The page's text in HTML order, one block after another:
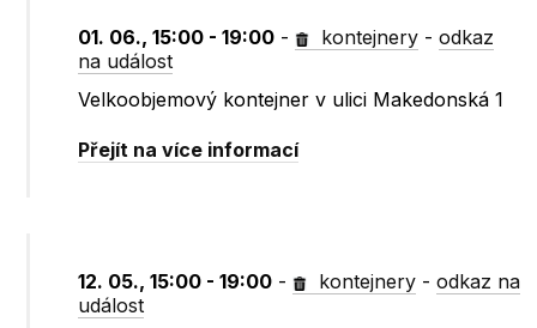
01. 06., 15:00 - 19:00 - kontejnery -odkaz
na událost
Velkoobjemový kontejner v ulici Makedonská 1
Přejít na více informací
12. 05., 15:00 - 19:00 - kontejnery -odkaz na
událost